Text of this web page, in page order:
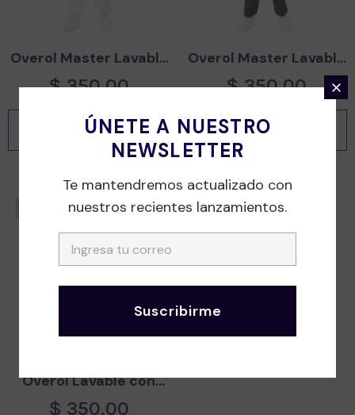
Overol Master Lavable
Blanco
$ 350.00
Comprar
Overol Master Lavable
Negro
$ 350.00
Comprar
Agotado
Overol Lavable con
cinta reflejante
$ 350.00
ÚNETE A NUESTRO
NEWSLETTER
Te mantendremos actualizado con
nuestros recientes lanzamientos.